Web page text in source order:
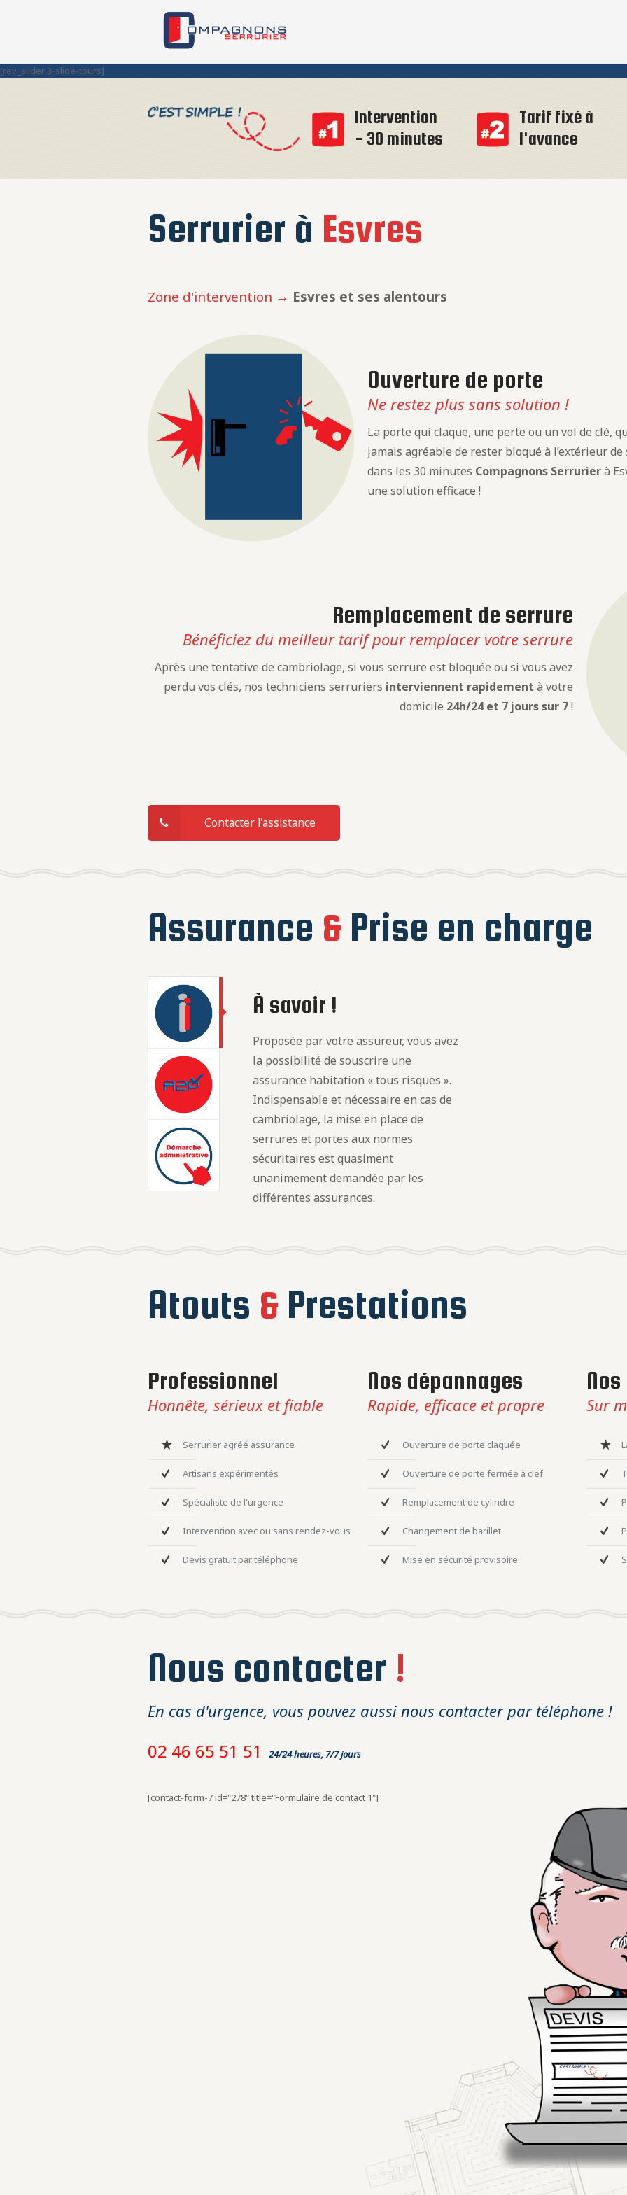
[rev_slider 3-slide-tours]
Intervention
- 30 minutes
Tarif fixé à
l'avance
Serrurier à Esvres
Zone d'intervention → Esvres et ses alentours
Ouverture de porte
Ne restez plus sans solution !
La porte qui claque, une perte ou un vol de clé,
jamais agréable de rester bloqué à l’extérieur
dans les 30 minutes Compagnons Serrurierà
une solution efficace !
Remplacement de serrure
Bénéficiez du meilleur tarif pour remplacer votre serrure
Après une tentative de cambriolage, si vous serrure est bloquée ou si vous avez
perdu vos clés, nos techniciens serruriers interviennent rapidement à votre
domicile 24h/24 et 7 jours sur 7!
Contacter l'assistance
Assurance & Prise en charge
À savoir !
Proposée par votre assureur, vous avez
la possibilité de souscrire une
assurance habitation « tous risques ».
Indispensable et nécessaire en cas de
cambriolage, la mise en place de
serrures et portes aux normes
sécuritaires est quasiment
unanimement demandée par les
différentes assurances.
Atouts & Prestations
Professionnel
Honnête, sérieux et fiable
Serrurier agréé assurance
Artisans expérimentés
Spécialiste de l'urgence
Intervention avec ou sans rendez-vous
Devis gratuit par téléphone
Nos dépannages
Rapide, efficace et propre
Ouverture de porte claquée
Ouverture de porte fermée à clef
Remplacement de cylindre
Changement de barillet
Mise en sécurité provisoire
Sur
Nous contacter !
En cas d'urgence, vous pouvez aussi nous contacter par téléphone !
02 46 65 51 51 24/24 heures, 7/7 jours
[contact-form-7 id="278" title="Formulaire de contact 1"]